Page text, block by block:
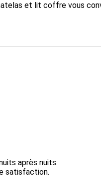
et lit coffre vous
après nuits.
satisfaction.